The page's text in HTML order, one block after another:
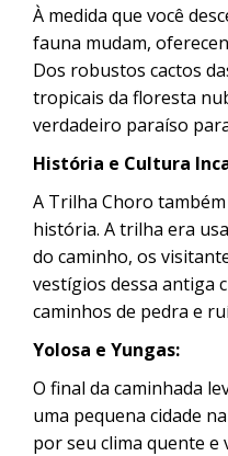
À medida que você
fauna mudam,
Dos robustos cactos
tropicais da floresta
verdadeiro paraíso
História e Cultura
A Trilha Choro
história. A trilha era
do caminho, os
vestígios dessa antiga
caminhos de pedra e
Yolosa e Yungas:
O final da caminhada
uma pequena cidade
por seu clima quente e